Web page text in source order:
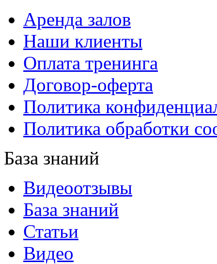
Аренда залов
Наши клиенты
Оплата тренинга
Договор-оферта
Политика
Политика обработки
База знаний
Видеоотзывы
База знаний
Статьи
Видео